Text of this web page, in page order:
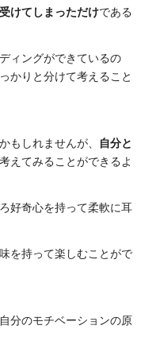
けてしまっただけである
ィングができているの
かりと分けて考えること
もしれませんが、 自分と
えてみることができるよ
好奇心を持って柔軟に耳
を持って楽しむことがで
分のモチベーションの原